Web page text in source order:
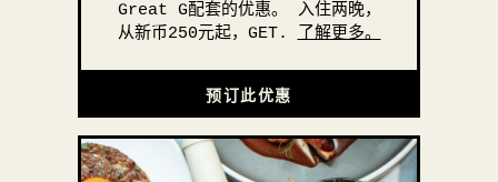
Great G配套的优惠。 入住两晚，
从新币250元起，GET.
了解更多。
预订此优惠